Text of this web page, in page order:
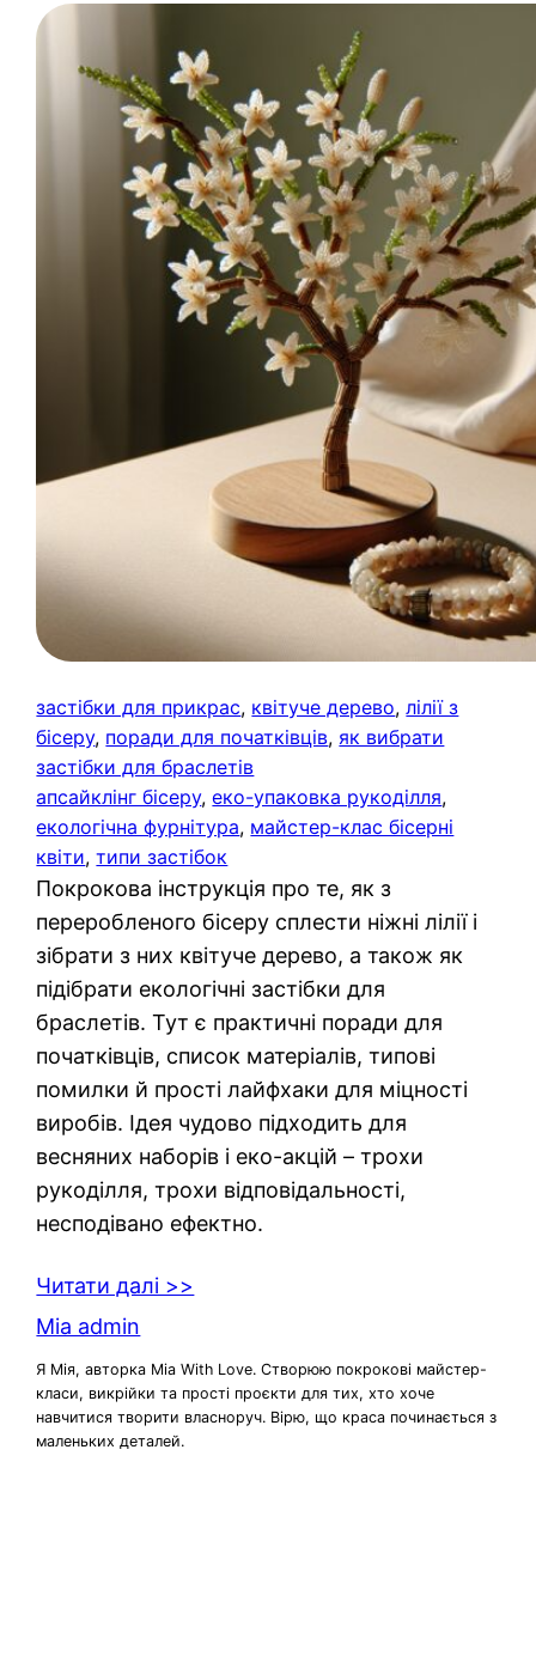
застібки для прикрас, квітуче дерево, лілії з
бісеру, поради для початківців, як вибрати
застібки для браслетів
апсайклінг бісеру, еко-упаковка рукоділля
екологічна фурнітура, майстер-клас бісерні
квіти, типи застібок
Покрокова інструкція про те, як з
переробленого бісеру сплести ніжні лілії і
зібрати з них квітуче дерево, а також як
підібрати екологічні застібки для
браслетів. Тут є практичні поради для
початківців, список матеріалів, типові
помилки й прості лайфхаки для міцності
виробів. Ідея чудово підходить для
весняних наборів і еко-акцій – трохи
рукоділля, трохи відповідальності,
несподівано ефектно.
Читати далі >>
Mia admin
Я Мія, авторка Mia With Love. Створюю покрокові майстер-
класи, викрійки та прості проєкти для тих, хто хоче
навчитися творити власноруч. Вірю, що краса починається з
маленьких деталей.